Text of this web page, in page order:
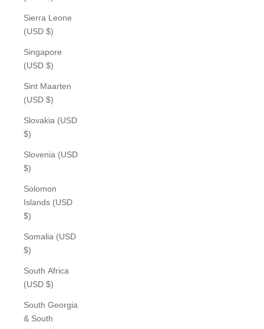
Sierra Leone
(USD $)
Singapore
(USD $)
Sint Maarten
(USD $)
Slovakia (USD
$)
Slovenia (USD
$)
Solomon
Islands (USD
$)
Somalia (USD
$)
South Africa
(USD $)
South Georgia
& South